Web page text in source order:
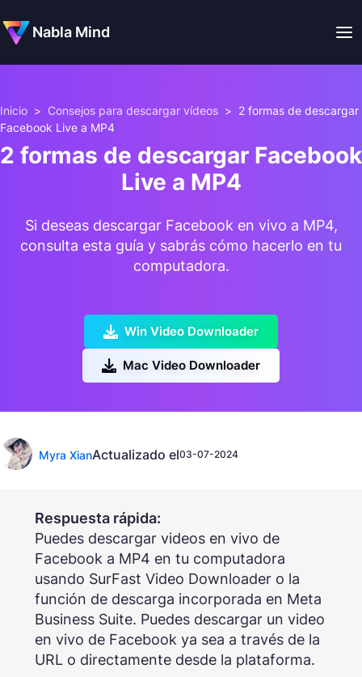
Nabla Mind
Inicio > Consejos para descargar vídeos > 2 formas de descargar
Facebook Live a MP4
2 formas de descargar Facebook
Live a MP4
Si deseas descargar Facebook en vivo a MP4,
consulta esta guía y sabrás cómo hacerlo en tu
computadora.
Win Video Downloader
Mac Video Downloader
Myra XianActualizado el03-07-2024
Respuesta rápida:
Puedes descargar videos en vivo de
Facebook a MP4 en tu computadora
usando SurFast Video Downloader o la
función de descarga incorporada en Meta
Business Suite. Puedes descargar un video
en vivo de Facebook ya sea a través de la
URL o directamente desde la plataforma.